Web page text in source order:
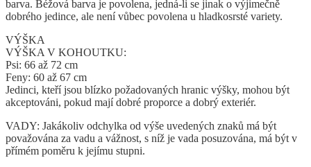
barva. Béžová barva je povolena, jedná-li se jinak o výjimečně
dobrého jedince, ale není vůbec povolena u hladkosrsté variety.
VÝŠKA
VÝŠKA V KOHOUTKU:
Psi: 66 až 72 cm
Feny: 60 až 67 cm
Jedinci, kteří jsou blízko požadovaných hranic výšky, mohou být
akceptováni, pokud mají dobré proporce a dobrý exteriér.
VADY: Jakákoliv odchylka od výše uvedených znaků má být
považována za vadu a vážnost, s níž je vada posuzována, má být v
přímém poměru k jejímu stupni.